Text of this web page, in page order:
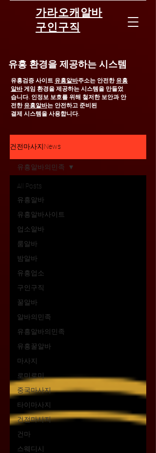
가라오캐알바
구인구직
유흥 환경을 제공하는 시스템
유흥검증 사이트 유흥알바주소는 안전한 유흥
알바게임 환경을 제공하는 시스템을 만들었
습니다. 인정보 보호를 위해 철저한 보안과 안
전한 유흥알바는 안전하고 준비된
결제 시스템을 사용합니다.
건전마사지News
All Posts
유흥알바
유흥알바사이트
업소알바
룸알바
밤알바
유흥업소
구인구직
꿀알바
알바의민족
유흥알바의민족
유흥꿀알바
마사지
로미로미
중국마사지
타이마사지
건전마사지
건마
스웨디시
유흥알바의민족